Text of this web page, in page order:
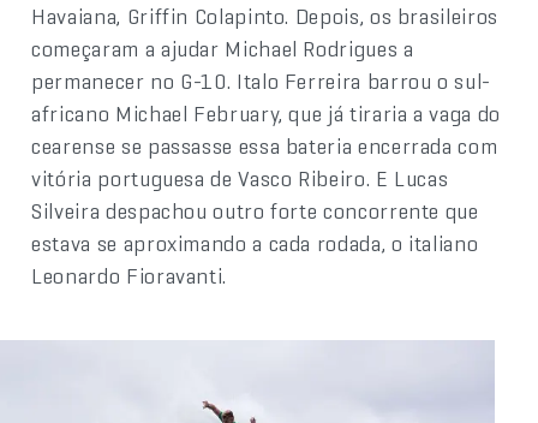
Havaiana, Griffin Colapinto. Depois, os brasileiros
começaram a ajudar Michael Rodrigues a
permanecer no G-10. Italo Ferreira barrou o sul-
africano Michael February, que já tiraria a vaga do
cearense se passasse essa bateria encerrada com
vitória portuguesa de Vasco Ribeiro. E Lucas
Silveira despachou outro forte concorrente que
estava se aproximando a cada rodada, o italiano
Leonardo Fioravanti.